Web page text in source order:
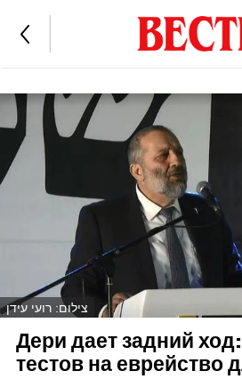
צילום: רועי עידן
Дери дает задний
тестов на еврейство